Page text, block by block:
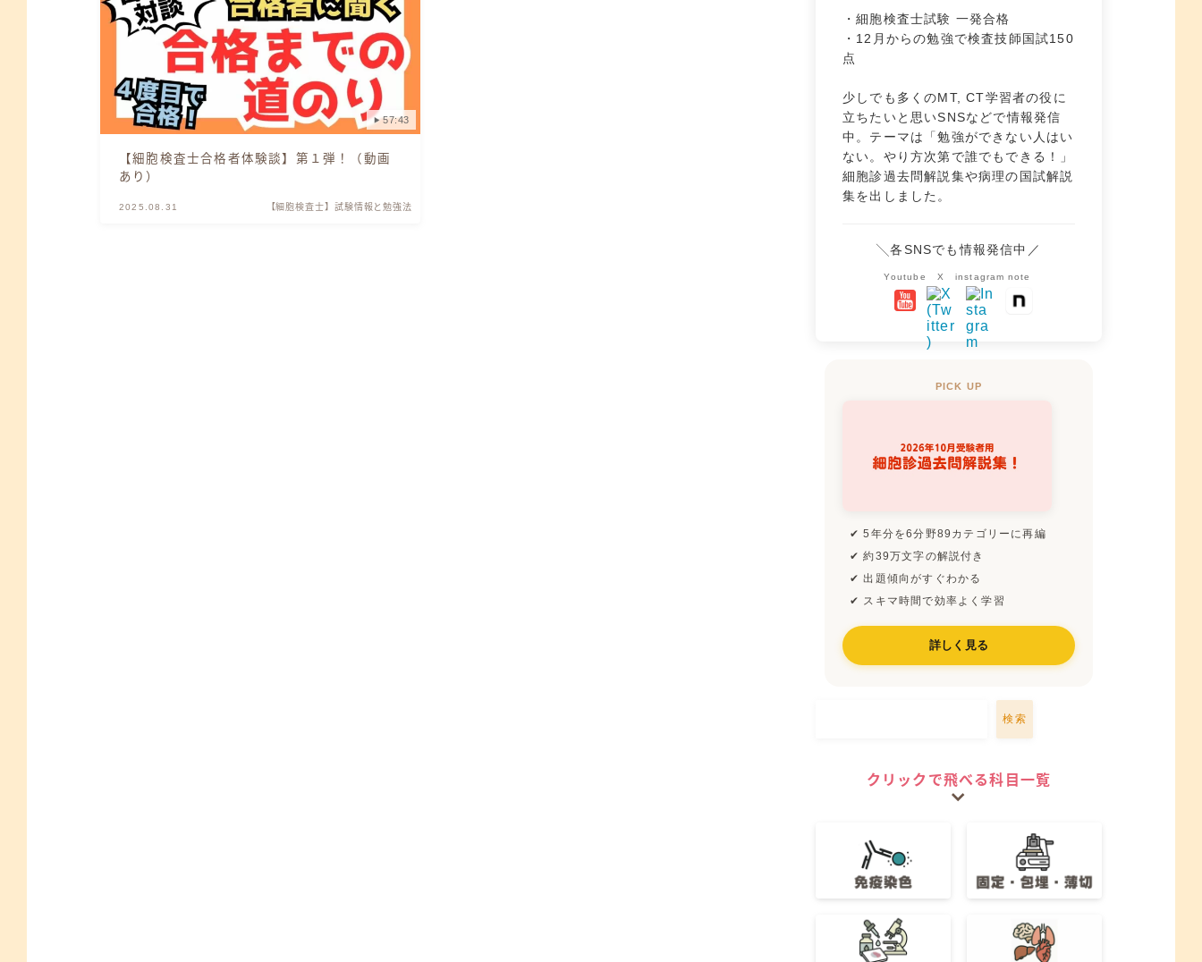
57:43
【細胞検査士合格者体験談】第１弾！（動画
あり）
2025.08.31 【細胞検査士】試験情報と勉強法
・細胞検査士試験 一発合格
・12月からの勉強で検査技師国試150
点
少しでも多くのMT, CT学習者の役に
立ちたいと思いSNSなどで情報発信
中。テーマは「勉強ができない人はい
ない。やり方次第で誰でもできる！」
細胞診過去問解説集や病理の国試解説
集を出しました。
╲各SNSでも情報発信中／
Youtube X instagram note
PICK UP
✔ 5年分を6分野89カテゴリーに再編
✔ 約39万文字の解説付き
✔ 出題傾向がすぐわかる
✔ スキマ時間で効率よく学習
詳しく見る
検索
クリックで飛べる科目一覧